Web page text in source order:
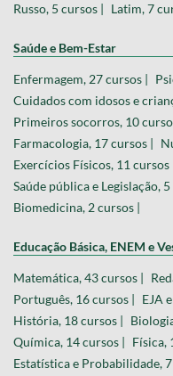
Russo, 5 cursos |
Latim, 7
Saúde e Bem-Estar
Enfermagem, 27 cursos |
Cuidados com idosos e
Primeiros socorros, 10
Farmacologia, 17 cursos |
Exercícios Físicos, 11 cursos |
Saúde pública e Legislação, 5
Biomedicina, 2 cursos |
Educação Básica, ENEM e
Matemática, 43 cursos |
Português, 16 cursos |
EJA
História, 18 cursos |
Química, 14 cursos |
Física,
Estatística e Probabilidade, 7